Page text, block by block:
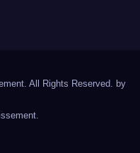
All Rights Reserved. by